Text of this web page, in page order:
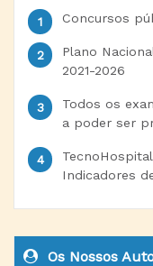
Concursos
Plano
2021-2026
Todos os
a poder ser
Indicadores
Os Nossos